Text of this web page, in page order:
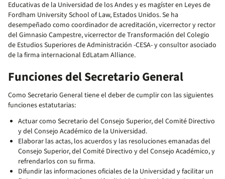
Educativas de la Universidad de los Andes y es magíster en Leyes de
Fordham University School of Law, Estados Unidos. Se ha
desempeñado como coordinador de acreditación, vicerrector y rector
del Gimnasio Campestre, vicerrector de Transformación del Colegio
de Estudios Superiores de Administración -CESA- y consultor asociado
de la firma internacional EdLatam Alliance.
Funciones del Secretario General
Como Secretario General tiene el deber de cumplir con las siguientes
funciones estatutarias:
Actuar como Secretario del Consejo Superior, del Comité Directivo
y del Consejo Académico de la Universidad.
Elaborar las actas, los acuerdos y las resoluciones emanadas del
Consejo Superior, del Comité Directivo y del Consejo Académico, y
refrendarlos con su firma.
Difundir las informaciones oficiales de la Universidad y facilitar un